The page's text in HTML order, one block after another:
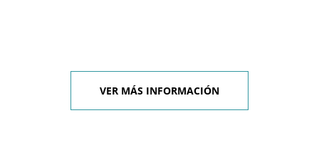
VER MÁS INFORMACIÓN